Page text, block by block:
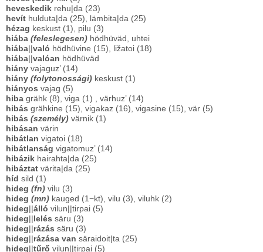
heveskedik rehu|da (23)
hevít hulduta|da (25), lämbita|da (25)
hézag keskust (1), pilu (3)
hiába (feleslegesen) hödhüväd, uhtei
hiába való hödhüvine (15), ližatoi (18)
hiába valóan hödhüväd
hiány vajaguz’ (14)
hiány (folytonossági) keskust (1)
hiányos vajag (5)
hiba grähk (8), viga (1) , värhuz’ (14)
hibás grähkine (15), vigakaz (16), vigasine (15), vär (5)
hibás (személy) värnik (1)
hibásan värin
hibátlan vigatoi (18)
hibátlanság vigatomuz’ (14)
hibázik hairahta|da (25)
hibáztat värita|da (25)
híd sild (1)
hideg (fn) vilu (3)
hideg (mn) kauged (1−kt), vilu (3), viluhk (2)
hideg álló vilun||tirpai (5)
hideg
lelés säru (3)
hideg
rázás säru (3)
hideg
rázása van säraidoit|ta (25)
hideg tűrő vilun||tirpai (5)